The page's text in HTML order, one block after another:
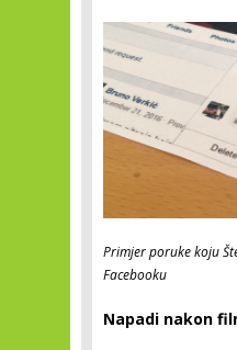
Primjer poruke koju
Facebooku
Napadi nakon